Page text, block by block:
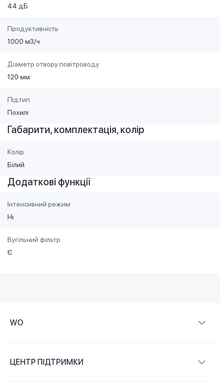
44 дБ
Продуктивність
1000 м3/ч
Діаметр отвору повітроводу
120 мм
Підтип
Похилі
Габарити, комплектація, колір
Колір
Білий
Додаткові функції
Інтенсивний режим
Ні
Вугільний фільтр
Є
WO
ЦЕНТР ПІДТРИМКИ